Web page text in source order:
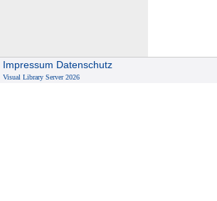
Impressum Datenschutz
Visual Library Server 2026